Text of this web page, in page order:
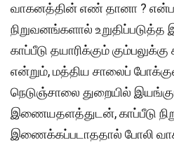
வாகனத்தின் எண் தானா ?
நிறுவனங்களால்
காப்பீடு தயாரிக்கும்
என்றும், மத்திய சாலைப்
நெடுஞ்சாலை துறையில்
இணையதளத்துடன், காப்பீடு
இணைக்கப்படாததால் போலி